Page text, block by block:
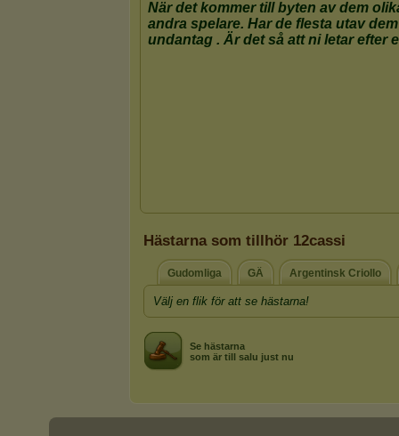
Hästarna som tillhör 12cassi
Gudomliga GÄ Argentinsk Criollo
Välj en flik för att se hästarna!
Se hästarna
som är till salu just nu